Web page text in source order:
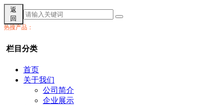
返
回
热搜产品：
栏目分类
首页
关于我们
公司简介
企业展示